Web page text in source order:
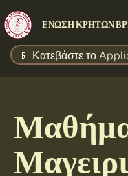
ΕΝΩΣΗ ΚΡΗΤΩΝ
📱 Κατεβάστε το